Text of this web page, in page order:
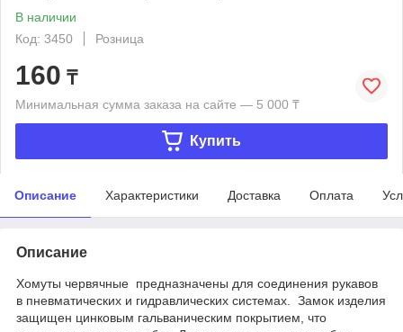
В наличии
Код: 3450
Розница
160 ₸
Минимальная сумма заказа на сайте — 5 000 ₸
Купить
Описание Характеристики Доставка Оплата
Описание
Хомуты червячные предназначены для соединения рукавов
в пневматических и гидравлических системах. Замок изделия
защищен цинковым гальваническим покрытием, что